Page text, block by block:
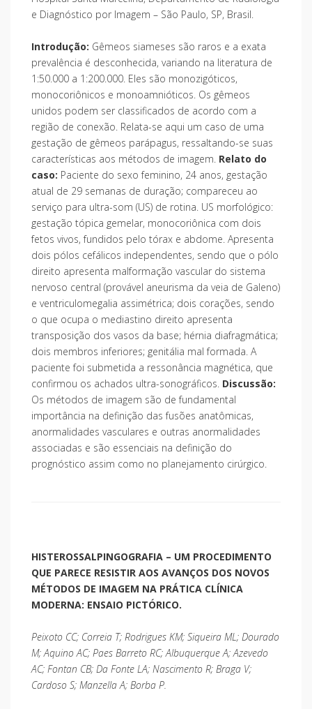
e Diagnóstico por Imagem – São Paulo, SP, Brasil.
Introdução: Gêmeos siameses são raros e a exata
prevalência é desconhecida, variando na literatura de
1:50.000 a 1:200.000. Eles são monozigóticos,
monocoriônicos e monoamnióticos. Os gêmeos
unidos podem ser classificados de acordo com a
região de conexão. Relata-se aqui um caso de uma
gestação de gêmeos parápagus, ressaltando-se suas
características aos métodos de imagem. Relato do
caso: Paciente do sexo feminino, 24 anos, gestação
atual de 29 semanas de duração; compareceu ao
serviço para ultra-som (US) de rotina. US morfológico:
gestação tópica gemelar, monocoriônica com dois
fetos vivos, fundidos pelo tórax e abdome. Apresenta
dois pólos cefálicos independentes, sendo que o pólo
direito apresenta malformação vascular do sistema
nervoso central (provável aneurisma da veia de Galeno)
e ventriculomegalia assimétrica; dois corações, sendo
o que ocupa o mediastino direito apresenta
transposição dos vasos da base; hérnia diafragmática;
dois membros inferiores; genitália mal formada. A
paciente foi submetida a ressonância magnética, que
confirmou os achados ultra-sonográficos. Discussão:
Os métodos de imagem são de fundamental
importância na definição das fusões anatômicas,
anormalidades vasculares e outras anormalidades
associadas e são essenciais na definição do
prognóstico assim como no planejamento cirúrgico.
HISTEROSSALPINGOGRAFIA – UM PROCEDIMENTO
QUE PARECE RESISTIR AOS AVANÇOS DOS NOVOS
MÉTODOS DE IMAGEM NA PRÁTICA CLÍNICA
MODERNA: ENSAIO PICTÓRICO.
Peixoto CC; Correia T; Rodrigues KM; Siqueira ML; Dourado
M; Aquino AC; Paes Barreto RC; Albuquerque A; Azevedo
AC; Fontan CB; Da Fonte LA; Nascimento R; Braga V;
Cardoso S; Manzella A; Borba P.